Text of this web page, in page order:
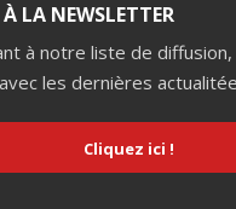
LA NEWSLETTER
à notre liste de
les dernières
Cliquez ici !